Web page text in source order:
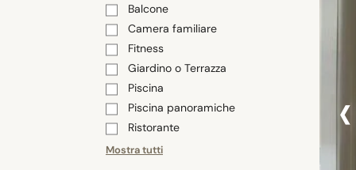
Balcone
Camera familiare
Fitness
Giardino o Terrazza
Piscina
Piscina panoramiche
Ristorante
Mostra tutti
‹